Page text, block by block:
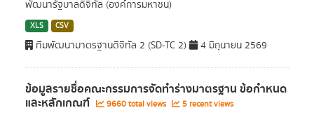
พัฒนารัฐบาลดิจิทัล (องค์การมหาชน)
XLS CSV
ทีมพัฒนามาตรฐานดิจิทัล 2 (SD-TC 2) 4 มิถุนายน 2569
ข้อมูลรายชื่อคณะกรรมการจัดทำร่างมาตรฐาน ข้อกำหนด
และหลักเกณฑ์ 9660 total views 5 recent views